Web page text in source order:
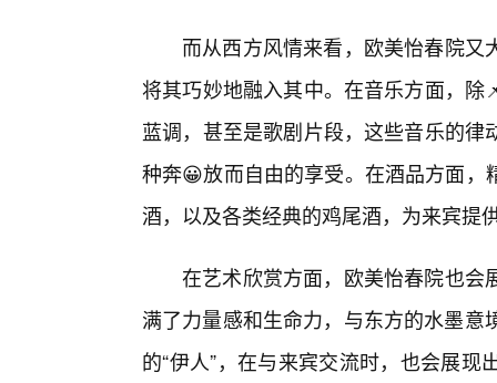
而从西方风情来看，欧美怡春院
将其巧妙地融入其中。在音乐方面，
蓝调，甚至是歌剧片段，这些音乐的
种奔😀放而自由的享受。在酒品方面
酒，以及各类经典的鸡尾酒，为来宾提
在艺术欣赏方面，欧美怡春院也会
满了力量感和生命力，与东方的水墨
的“伊人”，在与来宾交流时，也会展